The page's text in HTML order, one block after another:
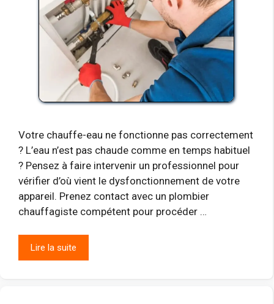
Votre chauffe-eau ne fonctionne pas correctement
? L’eau n’est pas chaude comme en temps habituel
? Pensez à faire intervenir un professionnel pour
vérifier d’où vient le dysfonctionnement de votre
appareil. Prenez contact avec un plombier
chauffagiste compétent pour procéder …
Lire la suite